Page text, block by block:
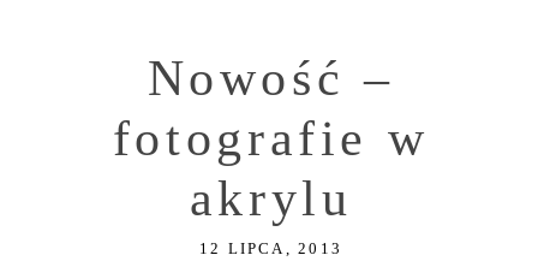
Nowość –
fotografie w
akrylu
12 LIPCA, 2013